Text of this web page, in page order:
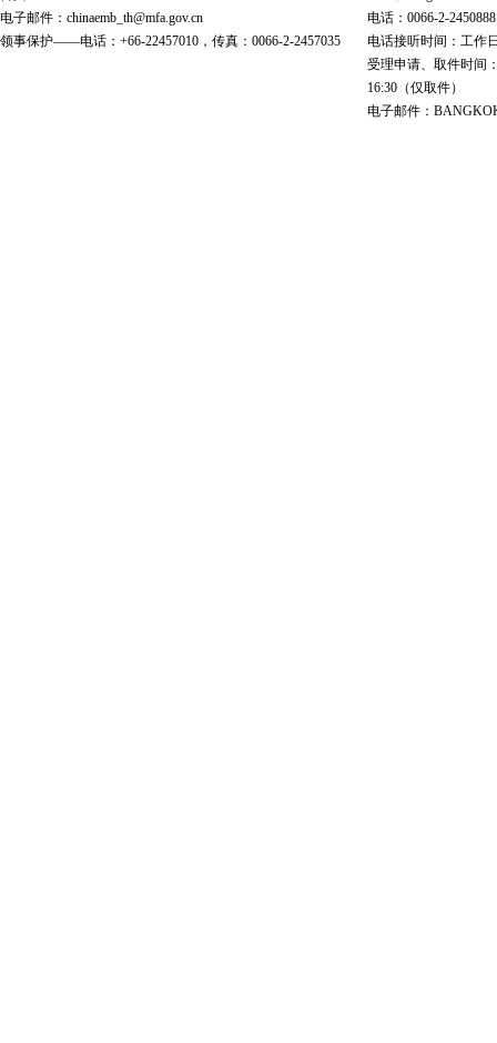
电子邮件：chinaemb_th@mfa.gov.cn
领事保护——电话：+66-22457010，传真：0066-2-2457035
电话：0066-2-
电话接听时间：工作
受理申请、取件时间
16:30（仅取件）
电子邮件：